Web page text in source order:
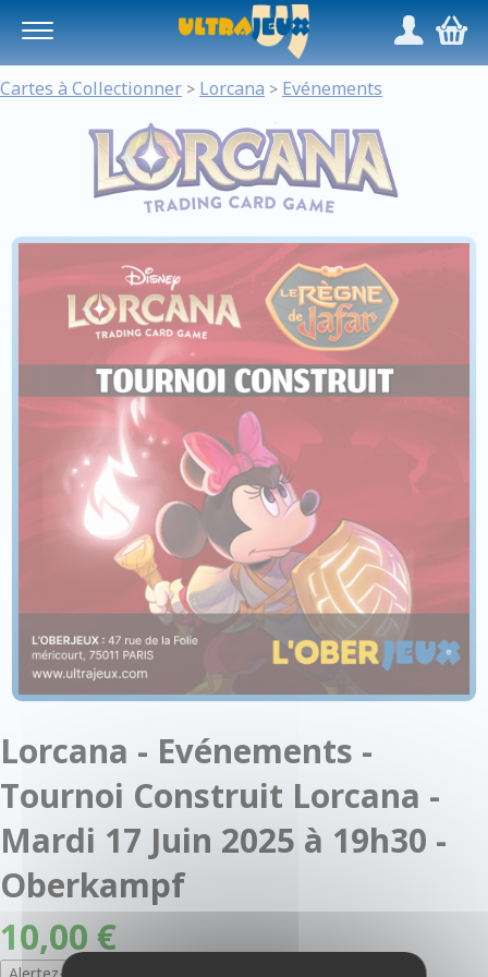
/,
Cartes à Collectionner > Lorcana > Evénements
Lorcana - Evénements -
Tournoi Construit Lorcana -
Mardi 17 Juin 2025 à 19h30 -
Oberkampf
10,00 €